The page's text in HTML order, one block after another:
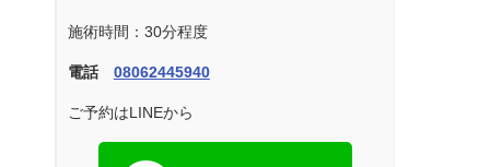
施術時間：30分程度
電話 08062445940
ご予約はLINEから